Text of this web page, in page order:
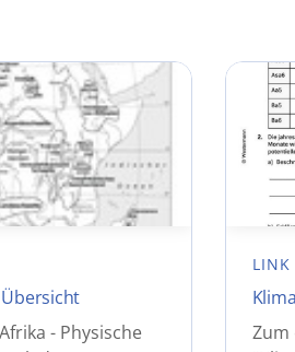
- Physische
LINK